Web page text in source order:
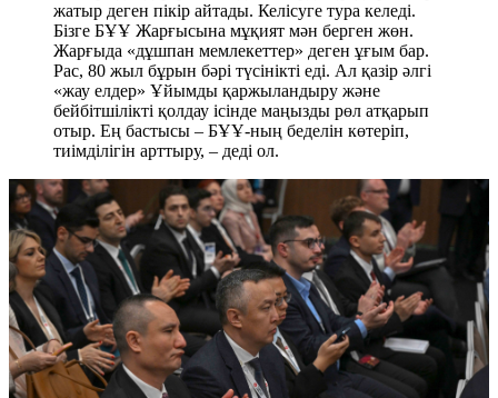
жатыр деген пікір айтады. Келісуге тура келеді.
Бізге БҰҰ Жарғысына мұқият мән берген жөн.
Жарғыда «дұшпан мемлекеттер» деген ұғым бар.
Рас, 80 жыл бұрын бәрі түсінікті еді. Ал қазір әлгі
«жау елдер» Ұйымды қаржыландыру және
бейбітшілікті қолдау ісінде маңызды рөл атқарып
отыр. Ең бастысы – БҰҰ-ның беделін көтеріп,
тиімділігін арттыру, – деді ол.